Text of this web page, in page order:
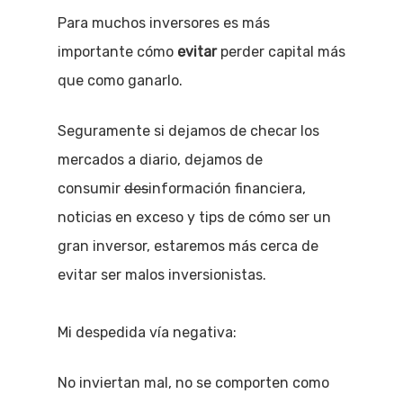
Para muchos inversores es más
importante cómo evitarperder capital más
que como ganarlo.
Seguramente si dejamos de checar los
mercados a diario, dejamos de
consumir desinformación financiera,
noticias en exceso y tips de cómo ser un
gran inversor, estaremos más cerca de
evitar ser malos inversionistas.
Mi despedida vía negativa:
No inviertan mal, no se comporten como